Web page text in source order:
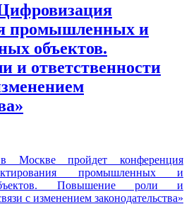
промышленных и
объектов.
и ответственности
пройдет конференция
промышленных и
Повышение роли и
с изменением законодательства»